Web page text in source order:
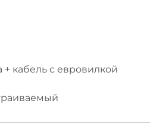
+ кабель с евровилкой